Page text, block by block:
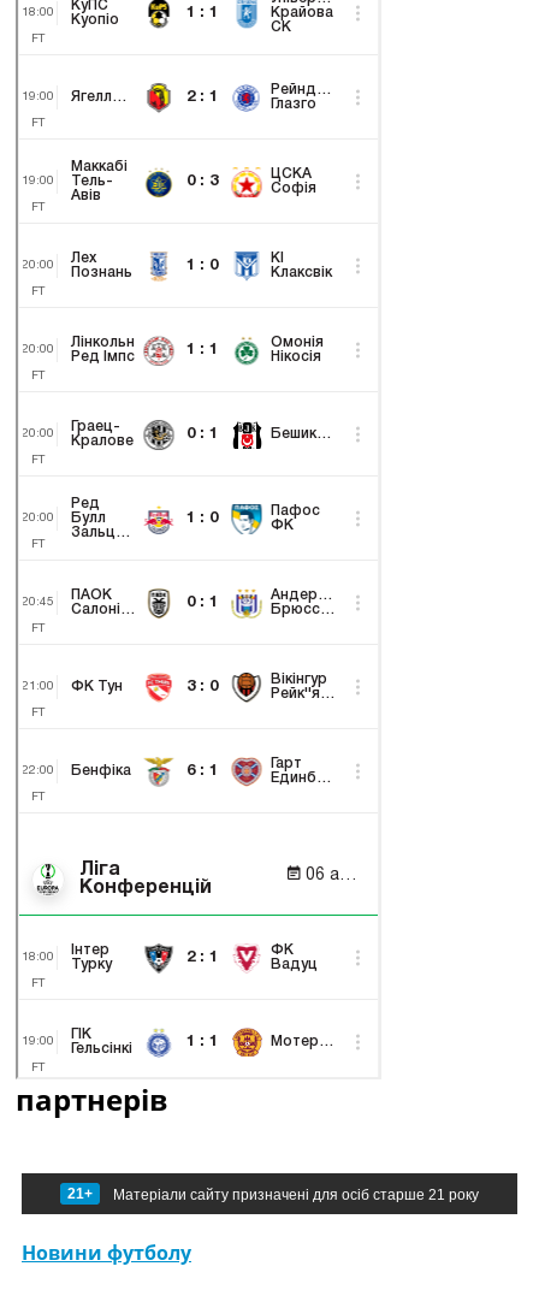
партнерів
21+ Матеріали сайту призначені для осіб старше 21 року
Новини футболу